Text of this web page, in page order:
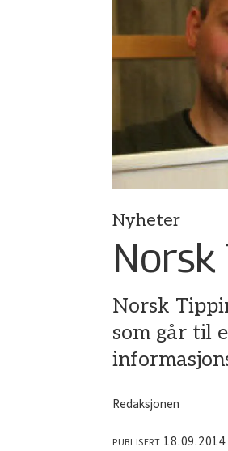
Nyheter
Norsk
som går til
Redaksjonen
PUBLISERT